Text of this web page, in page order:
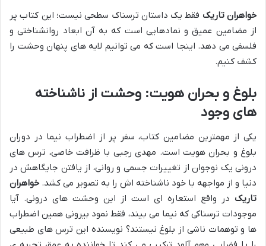
خواهران تاریک فقط یک داستان ترسناک سطحی نیست؛ این کتاب پر
از مضامین عمیق و نمادهایی است که به آن ابعاد روانشناختی و
فلسفی می دهد. اینجا است که می توانیم لایه های پنهان وحشت را
کشف کنیم.
بلوغ و بحران هویت: وحشت از ناشناخته
های وجود
یکی از مهمترین مضامین کتاب، سفر پر از اضطراب نیما در دوران
بلوغ و بحران هویت است. مهدی رجبی با ظرافت خاصی، ترس های
درونی یک نوجوان از تغییرات جسمی و روانی، از یافتن جایگاهش در
دنیا و از مواجهه با خود ناشناخته اش را به تصویر می کشد. خواهران
تاریک در واقع استعاره ای است از این وحشت های درونی. آیا
موجودات ترسناکی که نیما می بیند، فقط نمود بیرونی همین اضطراب
ها و توهمات ناشی از بلوغ نیستند؟ نویسنده این ترس های طبیعی